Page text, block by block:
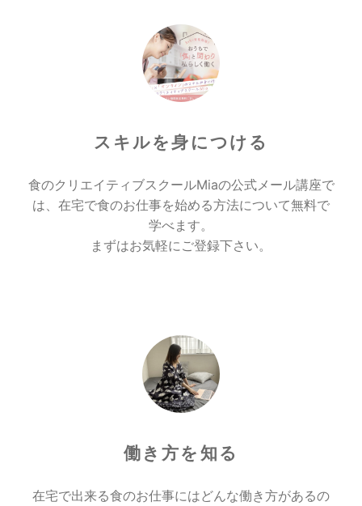
スキルを身につける
食のクリエイティブスクールMiaの公式メール講座で
は、在宅で食のお仕事を始める方法について無料で
学べます。
まずはお気軽にご登録下さい。
働き方を知る
在宅で出来る食のお仕事にはどんな働き方があるの